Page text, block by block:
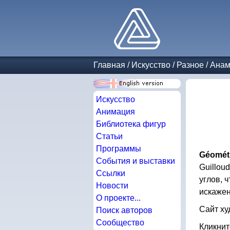
Главная / Искусство / Разное /
Искусство
Анимация
Библиотека фигур
Статьи
Программы
События и выставки
Ссылки
Новости
О проекте...
Поиск авторов
Сообщество
углов,
Сайт